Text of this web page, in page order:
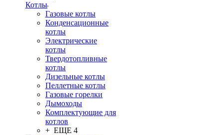
Котлы
Газовые котлы
Конденсационные
котлы
Электрические
котлы
Твердотопливные
котлы
Дизельные котлы
Пеллетные котлы
Газовые горелки
Дымоходы
Комплектующие для
котлов
+ ЕЩЕ 4